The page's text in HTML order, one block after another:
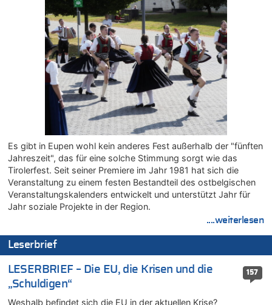
In Belgien missachten zwei von drei Autofahrern das
Tempolimit in 30er-Zonen – Untersuchung von Vias
08.08.2026 - 02:19 von Peter S. zu
In Belgien missachten zwei von drei Autofahrern das
Tempolimit in 30er-Zonen – Untersuchung von Vias
08.08.2026 - 00:26 von klar zu
Mehrere Menschen in Londons City niedergestochen
07.08.2026 - 23:52 von Hans L. zu
Aachen ab 11. August wieder Mekka des Pferdesports –
Belgien setzt bei Reit-WM auf starke Springreiter
07.08.2026 - 22:12 von Pitstop zu
Mark van Bommel offiziell als neuer Nationalcoach der Roten
Teufel vorgestellt: „Ist mir eine große Ehre“
07.08.2026 - 22:03 von Ach zu
Aachen ab 11. August wieder Mekka des Pferdesports –
07.08.2026 - 20:57 von michlaustderaffe zu
Zweite Hitzewelle in diesem Sommer ist jetzt amtlich
07.08.2026 - 20:22 von Anstreicher zu
Zweite Hitzewelle in diesem Sommer ist jetzt amtlich
07.08.2026 - 20:11 von Noah Parmentier zu
Es gibt in Eupen wohl kein anderes Fest außerhalb der "fünften
Jahreszeit", das für eine solche Stimmung sorgt wie das
Tirolerfest. Seit seiner Premiere im Jahr 1981 hat sich die
Veranstaltung zu einem festen Bestandteil des ostbelgischen
Veranstaltungskalenders entwickelt und unterstützt Jahr für
Jahr soziale Projekte in der Region.
....weiterlesen
Leserbrief
157
LESERBRIEF – Die EU, die Krisen und die
„Schuldigen“
Weshalb befindet sich die EU in der aktuellen Krise?